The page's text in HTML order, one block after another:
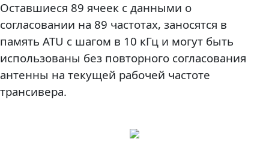
Оставшиеся 89 ячеек с данными о
согласовании на 89 частотах, заносятся в
память ATU с шагом в 10 кГц и могут быть
использованы без повторного согласования
антенны на текущей рабочей частоте
трансивера.